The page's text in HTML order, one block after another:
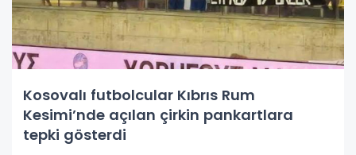
Kosovalı futbolcular Kıbrıs Rum
Kesimi’nde açılan çirkin pankartlara
tepki gösterdi